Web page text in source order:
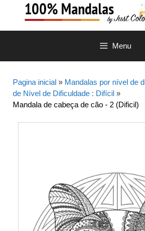
o
Menu
Pagina inicial » Mandalas por nível de
de Nível de Dificuldade : Difícil »
Mandala de cabeça de cão - 2 (Dificil)